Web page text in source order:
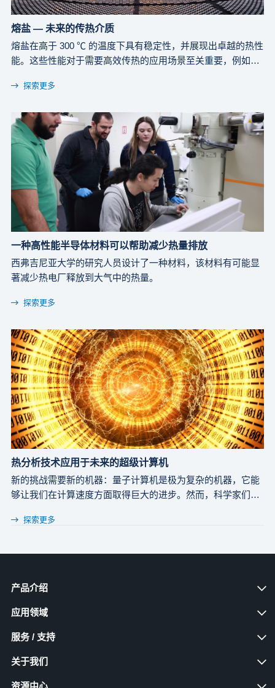
熔盐 — 未来的传热介质
熔盐在高于 300 ℃ 的温度下具有稳定性，并展现出卓越的热性
能。这些性能对于需要高效传热的应用场景至关重要，例如核
探索更多
一种高性能半导体材料可以帮助减少热量排放
西弗吉尼亚大学的研究人员设计了一种材料，该材料有可能显
著减少热电厂释放到大气中的热量。
探索更多
热分析技术应用于未来的超级计算机
新的挑战需要新的机器：量子计算机是极为复杂的机器，它能
够让我们在计算速度方面取得巨大的进步。然而，科学家们在
一个根本性问题是动能。芯片必须被冷却到绝对零度。要将一
置持续运行数天时间。
探索更多
产品介绍
应用领域
服务 / 支持
关于我们